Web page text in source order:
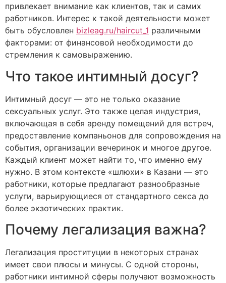
привлекает внимание как клиентов, так и самих
работников. Интерес к такой деятельности может
быть обусловлен bizleag.ru/haircut_1 различными
факторами: от финансовой необходимости до
стремления к самовыражению.
Что такое интимный досуг?
Интимный досуг — это не только оказание
сексуальных услуг. Это также целая индустрия,
включающая в себя аренду помещений для встреч,
предоставление компаньонов для сопровождения на
события, организации вечеринок и многое другое.
Каждый клиент может найти то, что именно ему
нужно. В этом контексте «шлюхи» в Казани — это
работники, которые предлагают разнообразные
услуги, варьирующиеся от стандартного секса до
более экзотических практик.
Почему легализация важна?
Легализация проституции в некоторых странах
имеет свои плюсы и минусы. С одной стороны,
работники интимной сферы получают возможность